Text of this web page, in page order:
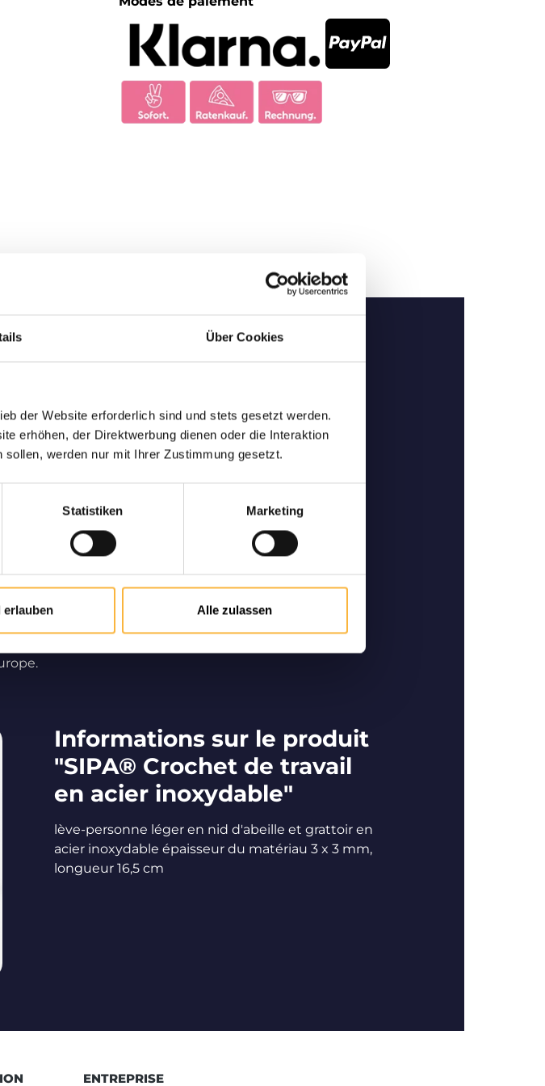
Über Cookies
der Website erforderlich sind und stets gesetzt werden.
erhöhen, der Direktwerbung dienen oder die Interaktion
werden nur mit Ihrer Zustimmung gesetzt.
Statistiken Marketing
erlauben Alle zulassen
Uniquement des abeilles de qualité
Partenaire de longue date et spécialiste pour l'achat
et la vente des essaims et des reines d'abeilles de
et notre service Pro. Nous
Informations sur le produit
"SIPA® Crochet de travail
en acier inoxydable"
lève-personne léger en nid d'abeille et grattoir en
acier inoxydable épaisseur du matériau 3 x 3 mm,
longueur 16,5 cm
ENTREPRISE